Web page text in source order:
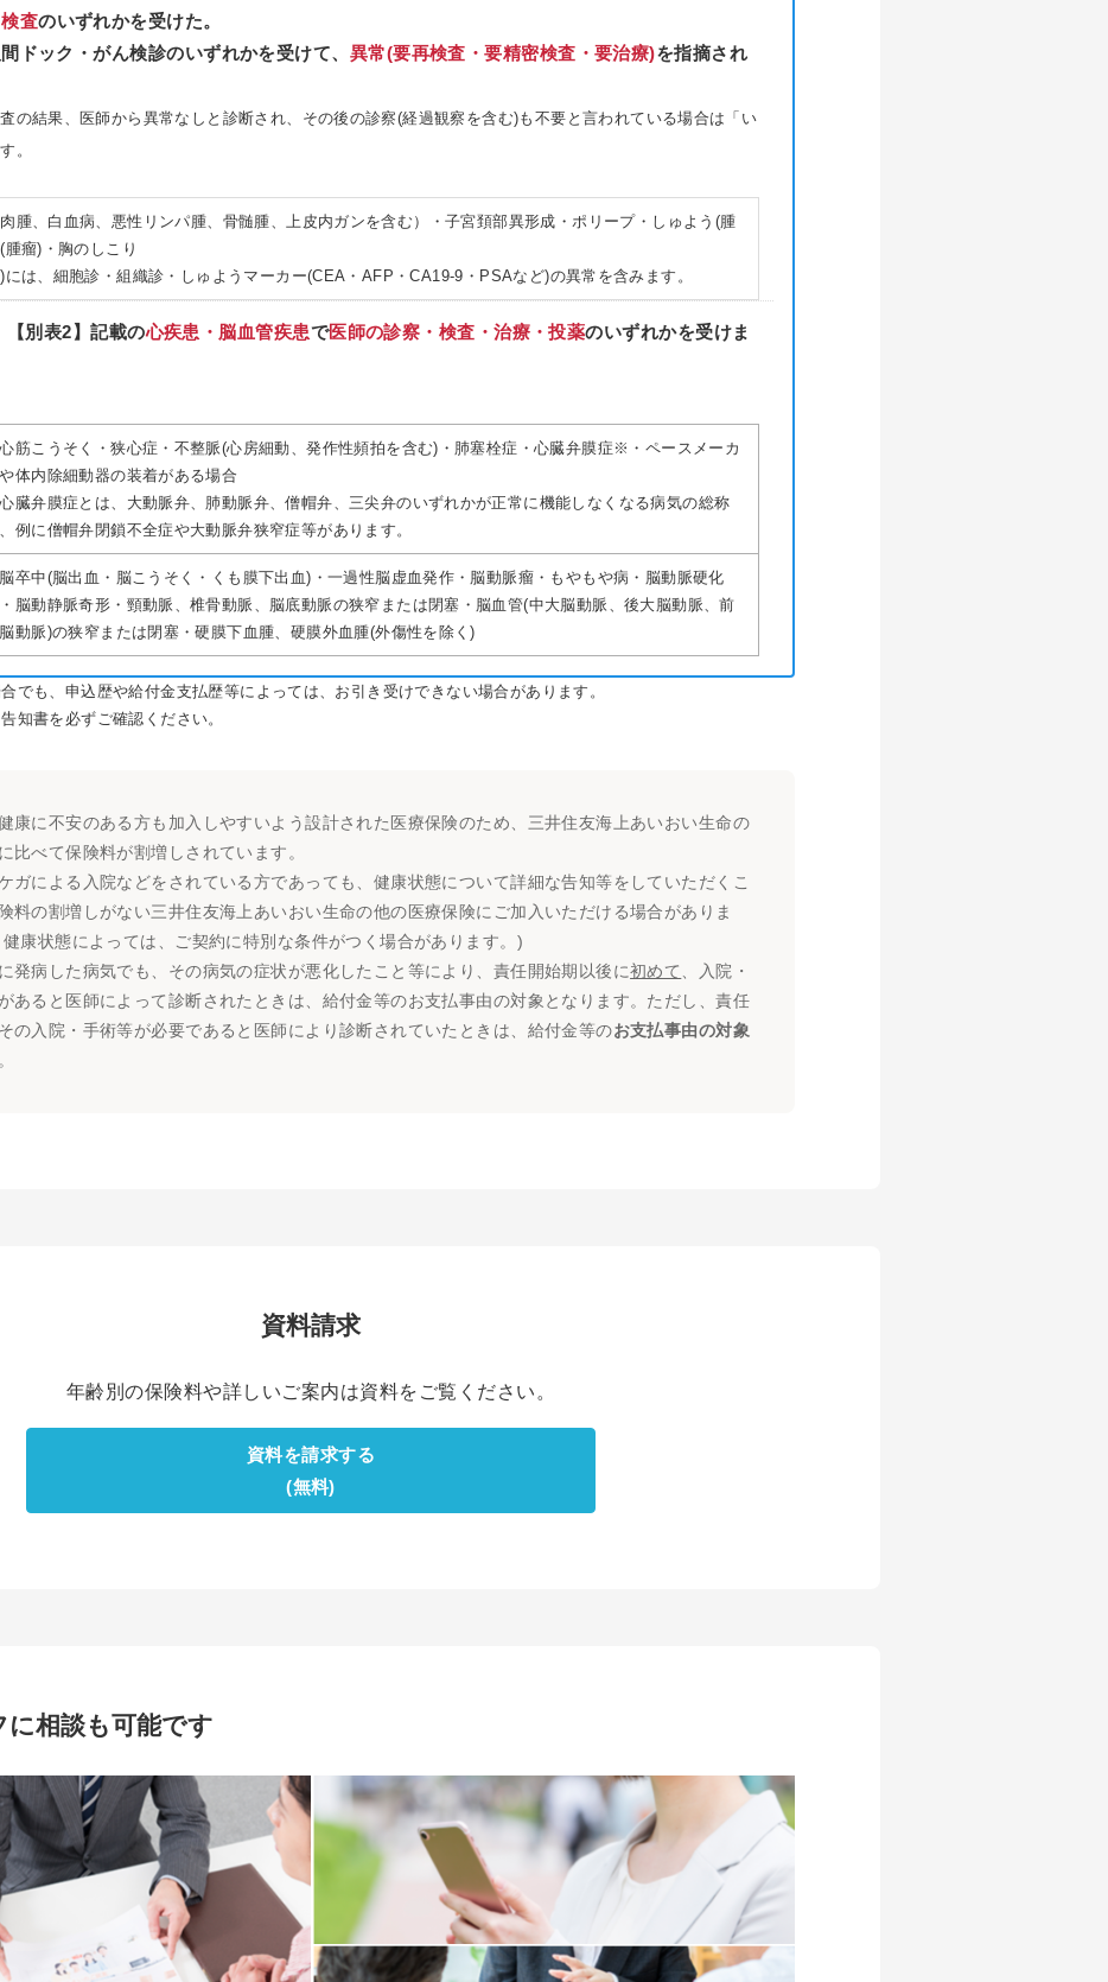
査のいずれかを受けた。
ドック・がん検診のいずれかを受けて、 異常(要再検査・要精密検査・要治療)を指摘され
の結果、医師から異常なしと診断され、その後の診察(経過観察を含む)も不要と言われている場合は「い
。
腫、白血病、悪性リンパ腫、骨髄腫、上皮内ガンを含む）・子宮頚部異形成・ポリープ・しゅよう(腫
瘤)・胸のしこり
は、細胞診・組織診・しゅようマーカー(CEA・AFP・CA19-9・PSAなど)の異常を含みます。
【別表2】記載の心疾患・脳血管疾患で医師の診察・検査・治療・投薬のいずれかを受けま
心筋こうそく・狭心症・不整脈(心房細動、発作性頻拍を含む)・肺塞栓症・心臓弁膜症※・ペースメーカ
体内除細動器の装着がある場合
臓弁膜症とは、大動脈弁、肺動脈弁、僧帽弁、三尖弁のいずれかが正常に機能しなくなる病気の総称
例に僧帽弁閉鎖不全症や大動脈弁狭窄症等があります。
脳卒中(脳出血・脳こうそく・くも膜下出血)・一過性脳虚血発作・脳動脈瘤・もやもや病・脳動脈硬化
脳動静脈奇形・頸動脈、椎骨動脈、脳底動脈の狭窄または閉塞・脳血管(中大脳動脈、後大脳動脈、前
動脈)の狭窄または閉塞・硬膜下血腫、硬膜外血腫(外傷性を除く)
でも、申込歴や給付金支払歴等によっては、お引き受けできない場合があります。
知書を必ずご確認ください。
康に不安のある方も加入しやすいよう設計された医療保険のため、三井住友海上あいおい生命の
比べて保険料が割増しされています。
ガによる入院などをされている方であっても、健康状態について詳細な告知等をしていただくこ
料の割増しがない三井住友海上あいおい生命の他の医療保険にご加入いただける場合がありま
康状態によっては、ご契約に特別な条件がつく場合があります。)
発病した病気でも、その病気の症状が悪化したこと等により、責任開始期以後に初めて
、入院・
あると医師によって診断されたときは、給付金等のお支払事由の対象となります。ただし、責任
の入院・手術等が必要であると医師により診断されていたときは、給付金等のお支払事由の対象
。
資料請求
年齢別の保険料や詳しいご案内は資料をご覧ください。
資料を請求する
(無料)
相談も可能です